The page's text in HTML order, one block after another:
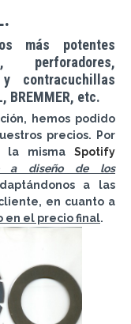
más potentes
perforadores,
y contracuchillas
BREMMER, etc.
hemos podido
precios. Por
la misma Spotify
a diseño de los
a las
en cuanto a
en el precio final.